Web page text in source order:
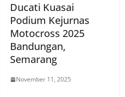
Ducati Kuasai
Podium Kejurnas
Motocross 2025
Bandungan,
Semarang
November 11, 2025